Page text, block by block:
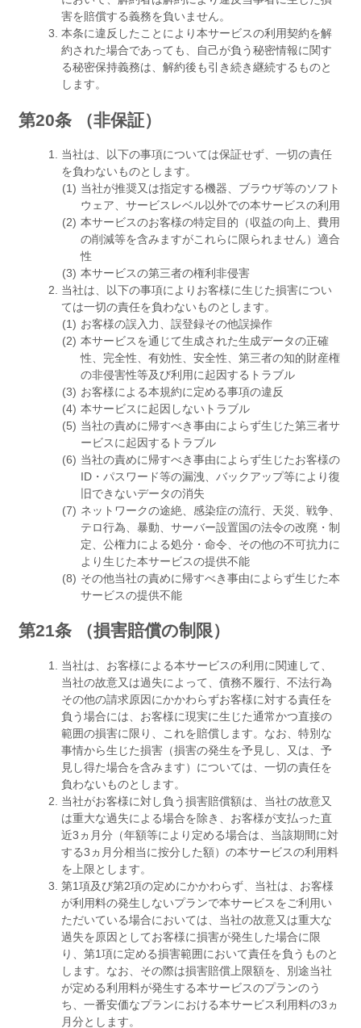
害を賠償する義務を負いません。
本条に違反したことにより本サービスの利用契約を解
約された場合であっても、自己が負う秘密情報に関す
る秘密保持義務は、解約後も引き続き継続するものと
します。
第20条 （非保証）
当社は、以下の事項については保証せず、一切の責任
を負わないものとします。
当社が推奨又は指定する機器、ブラウザ等のソフト
ウェア、サービスレベル以外での本サービスの利用
本サービスのお客様の特定目的（収益の向上、費用
の削減等を含みますがこれらに限られません）適合
性
本サービスの第三者の権利非侵害
当社は、以下の事項によりお客様に生じた損害につい
ては一切の責任を負わないものとします。
お客様の誤入力、誤登録その他誤操作
本サービスを通じて生成された生成データの正確
性、完全性、有効性、安全性、第三者の知的財産権
の非侵害性等及び利用に起因するトラブル
お客様による本規約に定める事項の違反
本サービスに起因しないトラブル
当社の責めに帰すべき事由によらず生じた第三者サ
ービスに起因するトラブル
当社の責めに帰すべき事由によらず生じたお客様の
ID・パスワード等の漏洩、バックアップ等により復
旧できないデータの消失
ネットワークの途絶、感染症の流行、天災、戦争、
テロ行為、暴動、サーバー設置国の法令の改廃・制
定、公権力による処分・命令、その他の不可抗力に
より生じた本サービスの提供不能
その他当社の責めに帰すべき事由によらず生じた本
サービスの提供不能
第21条 （損害賠償の制限）
当社は、お客様による本サービスの利用に関連して、
当社の故意又は過失によって、債務不履行、不法行為
その他の請求原因にかかわらずお客様に対する責任を
負う場合には、お客様に現実に生じた通常かつ直接の
範囲の損害に限り、これを賠償します。なお、特別な
事情から生じた損害（損害の発生を予見し、又は、予
見し得た場合を含みます）については、一切の責任を
負わないものとします。
当社がお客様に対し負う損害賠償額は、当社の故意又
は重大な過失による場合を除き、お客様が支払った直
近3ヵ月分（年額等により定める場合は、当該期間に対
する3ヵ月分相当に按分した額）の本サービスの利用料
を上限とします。
第1項及び第2項の定めにかかわらず、当社は、お客様
が利用料の発生しないプランで本サービスをご利用い
ただいている場合においては、当社の故意又は重大な
過失を原因としてお客様に損害が発生した場合に限
り、第1項に定める損害範囲において責任を負うものと
します。なお、その際は損害賠償上限額を、別途当社
が定める利用料が発生する本サービスのプランのう
ち、一番安価なプランにおける本サービス利用料の3ヵ
月分とします。